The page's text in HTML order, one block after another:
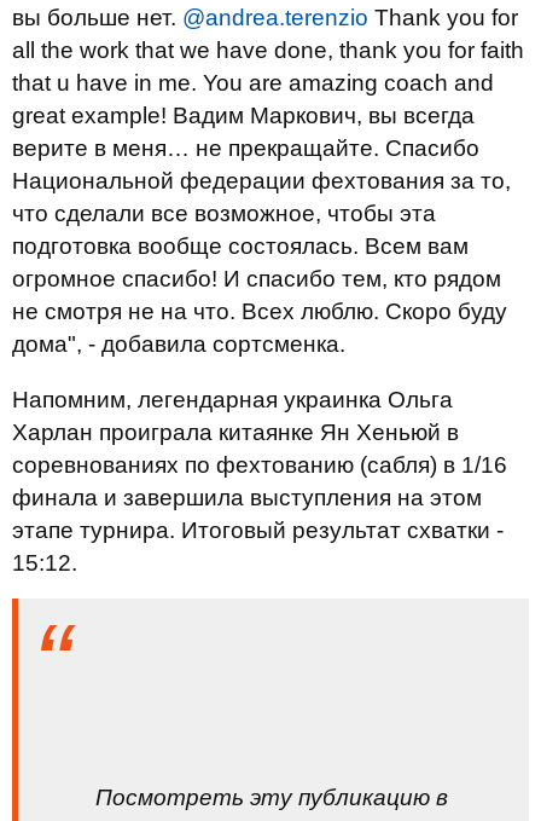
вы больше нет. @andrea.terenzio Thank you for
all the work that we have done, thank you for faith
that u have in me. You are amazing coach and
great example! Вадим Маркович, вы всегда
верите в меня… не прекращайте. Спасибо
Национальной федерации фехтования за то,
что сделали все возможное, чтобы эта
подготовка вообще состоялась. Всем вам
огромное спасибо! И спасибо тем, кто рядом
не смотря не на что. Всех люблю. Скоро буду
дома", - добавила сортсменка.
Напомним, легендарная украинка Ольга
Харлан проиграла китаянке Ян Хеньюй в
соревнованиях по фехтованию (сабля) в 1/16
финала и завершила выступления на этом
этапе турнира. Итоговый результат схватки -
15:12.
Посмотреть эту публикацию в